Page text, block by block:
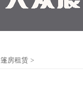
篷房租赁 >